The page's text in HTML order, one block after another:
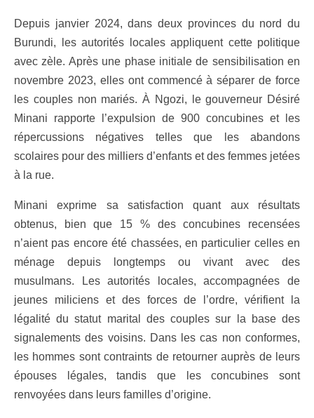
Depuis janvier 2024, dans deux provinces du nord du
Burundi, les autorités locales appliquent cette politique
avec zèle. Après une phase initiale de sensibilisation en
novembre 2023, elles ont commencé à séparer de force
les couples non mariés. À Ngozi, le gouverneur Désiré
Minani rapporte l’expulsion de 900 concubines et les
répercussions négatives telles que les abandons
scolaires pour des milliers d’enfants et des femmes jetées
à la rue.
Minani exprime sa satisfaction quant aux résultats
obtenus, bien que 15 % des concubines recensées
n’aient pas encore été chassées, en particulier celles en
ménage depuis longtemps ou vivant avec des
musulmans. Les autorités locales, accompagnées de
jeunes miliciens et des forces de l’ordre, vérifient la
légalité du statut marital des couples sur la base des
signalements des voisins. Dans les cas non conformes,
les hommes sont contraints de retourner auprès de leurs
épouses légales, tandis que les concubines sont
renvoyées dans leurs familles d’origine.